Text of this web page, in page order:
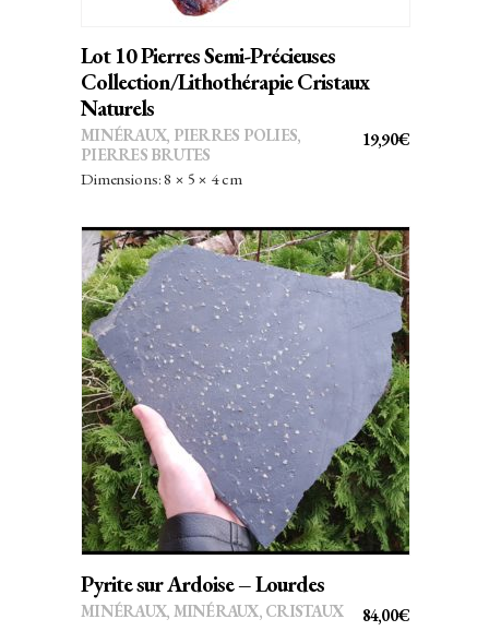
Lot 10 Pierres Semi-Précieuses
Collection/Lithothérapie Cristaux
Naturels
19,90€
MINÉRAUX, PIERRES POLIES,
PIERRES BRUTES
Dimensions: 8 × 5 × 4 cm
AJOUTER AU PANIER
Pyrite sur Ardoise – Lourdes
84,00€
MINÉRAUX, MINÉRAUX, CRISTAUX